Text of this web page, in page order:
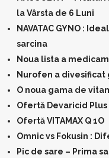
la Vârsta de 6 Luni
NAVATAC GYNO :
sarcina
Noua lista a
Nurofen a divesificat
O noua gama de
Ofertă Devaricid Plus
Ofertă VITAMAX Q 1O
Omnic vs Fokusin :
Pic de sare – Prima